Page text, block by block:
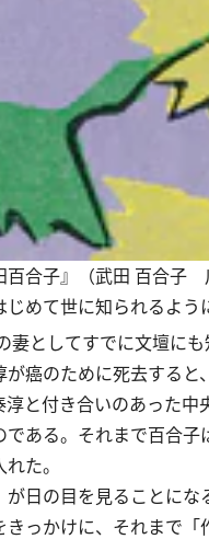
合子』（武田 百合子
めて世に知られるよ
妻としてすでに文壇に
癌のために死去する
淳と付き合いのあった
である。それまで百合
た。
日の目を見ることに
っかけに、それまで